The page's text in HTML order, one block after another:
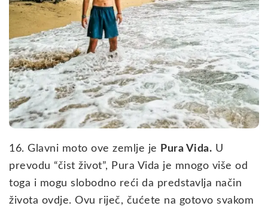
16. Glavni moto ove zemlje je Pura Vida. U
prevodu “čist život”, Pura Vida je mnogo više od
toga i mogu slobodno reći da predstavlja način
života ovdje. Ovu riječ, čućete na gotovo svakom